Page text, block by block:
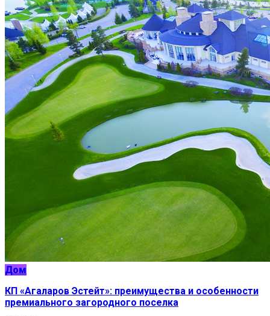
Дом
КП «Агаларов Эстейт»: преимущества и особенности
премиального загородного поселка